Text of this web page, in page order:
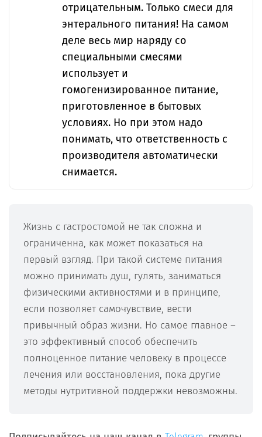
отрицательным. Только смеси для
энтерального питания! На самом
деле весь мир наряду со
специальными смесями
использует и
гомогенизированное питание,
приготовленное в бытовых
условиях. Но при этом надо
понимать, что ответственность с
производителя автоматически
снимается.
Жизнь с гастростомой не так сложна и
ограниченна, как может показаться на
первый взгляд. При такой системе питания
можно принимать душ, гулять, заниматься
физическими активностями и в принципе,
если позволяет самочувствие, вести
привычный образ жизни. Но самое главное –
это эффективный способ обеспечить
полноценное питание человеку в процессе
лечения или восстановления, пока другие
методы нутритивной поддержки невозможны.